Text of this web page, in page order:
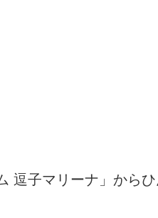
逗子マリーナ」から